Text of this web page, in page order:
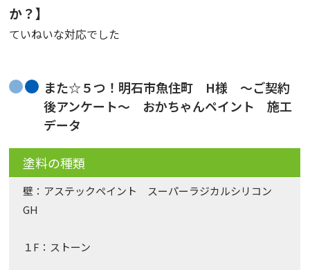
か？】
ていねいな対応でした
また☆５つ！明石市魚住町 H様 〜ご契約
後アンケート〜 おかちゃんペイント 施工
データ
塗料の種類
壁：アステックペイント スーパーラジカルシリコン
GH
１F：ストーン